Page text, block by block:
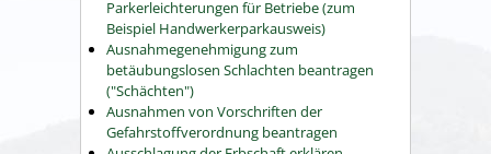
Parkerleichterungen für Betriebe (zum
Beispiel Handwerkerparkausweis)
Ausnahmegenehmigung zum
betäubungslosen Schlachten beantragen
("Schächten")
Ausnahmen von Vorschriften der
Gefahrstoffverordnung beantragen